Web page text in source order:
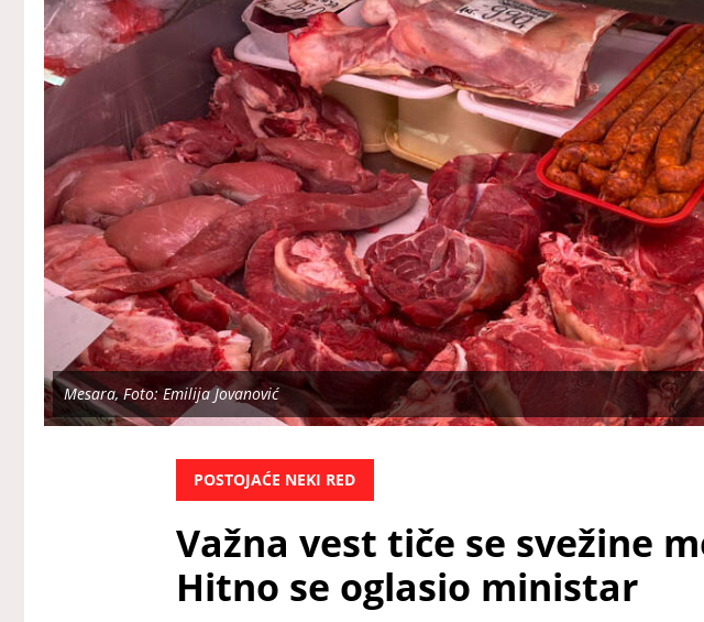
Mesara, Foto: Emilija Jovanović
POSTOJAĆE NEKI RED
Važna vest tiče se svežine
Hitno se oglasio ministar